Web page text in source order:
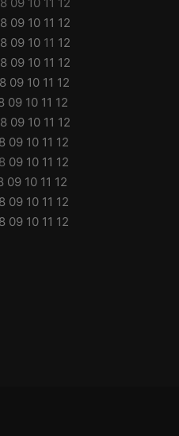
09 10 11 12
09 10 11 12
09 10 11 12
09 10 11 12
09 10 11 12
09 10 11 12
09 10 11 12
09 10 11 12
09 10 11 12
09 10 11 12
09 10 11 12